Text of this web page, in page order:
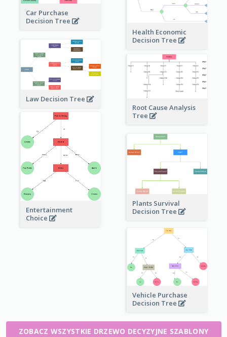
Car Purchase
Decision Tree
Health Economic
Decision Tree
Law Decision Tree
Root Cause Analysis
Tree
Entertainment
Choice
Plants Survival
Decision Tree
Vehicle Purchase
Decision Tree
ZOBACZ WSZYSTKIE DRZEWO DECYZYJNE SZABLONY